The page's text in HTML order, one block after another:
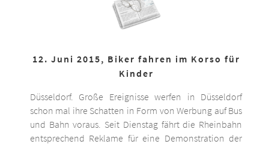
12. Juni 2015, Biker fahren im Korso für
Kinder
Düsseldorf. Große Ereignisse werfen in Düsseldorf
schon mal ihre Schatten in Form von Werbung auf Bus
und Bahn voraus. Seit Dienstag fährt die Rheinbahn
entsprechend Reklame für eine Demonstration der